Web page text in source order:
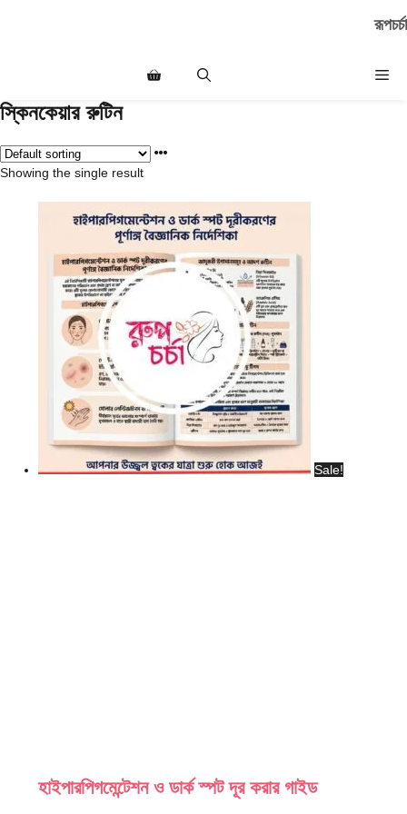
রূপচর্চা
স্কিনকেয়ার রুটিন
Showing the single result
Sale!
হাইপারপিগমেন্টেশন ও ডার্ক স্পট দূর করার গাইড